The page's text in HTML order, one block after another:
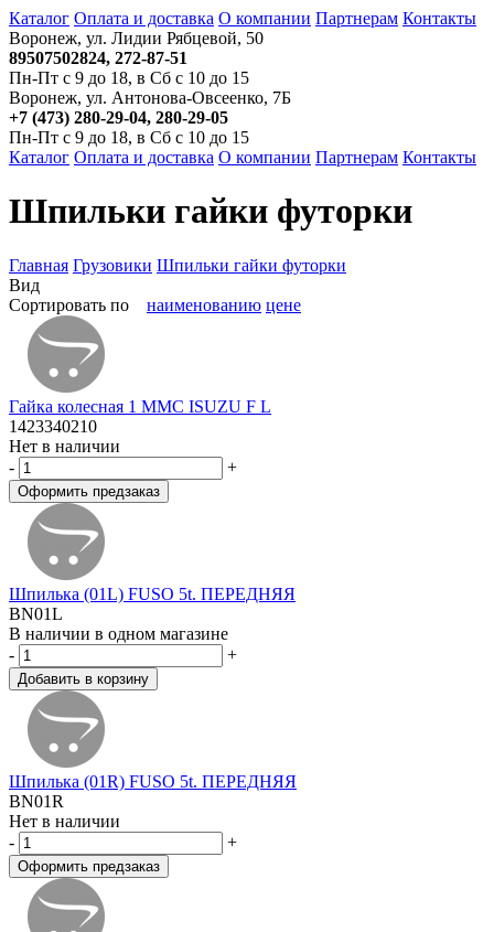
Каталог Оплата и доставка О компании Партнерам Контакты
Воронеж, ул. Лидии Рябцевой, 50
89507502824, 272-87-51
Пн-Пт с 9 до 18, в Сб с 10 до 15
Воронеж, ул. Антонова-Овсеенко, 7Б
+7 (473) 280-29-04, 280-29-05
Пн-Пт с 9 до 18, в Сб с 10 до 15
Каталог Оплата и доставка О компании Партнерам Контакты
Шпильки гайки футорки
Главная Грузовики Шпильки гайки футорки
Вид
Сортировать по наименованию цене
Гайка колесная 1 MMC ISUZU F L
1423340210
Нет в наличии
-
+
Шпилька (01L) FUSO 5t. ПЕРЕДНЯЯ
BN01L
В наличии в одном магазине
-
+
Шпилька (01R) FUSO 5t. ПЕРЕДНЯЯ
BN01R
Нет в наличии
-
+